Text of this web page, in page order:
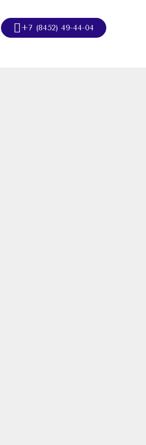
+7 (8452) 49-44-04